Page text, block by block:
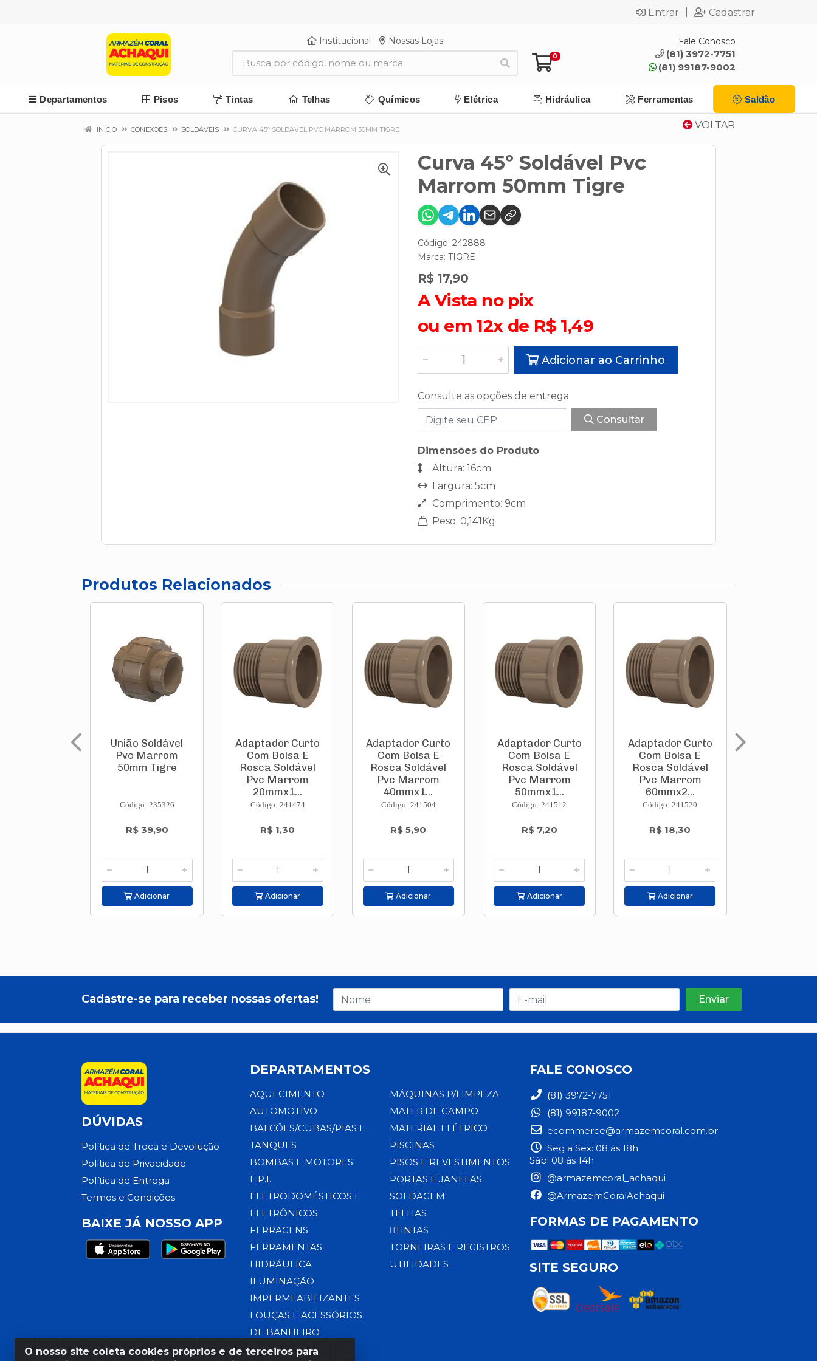
Entrar Cadastrar
Institucional Nossas Lojas
0
Fale Conosco
(81) 3972-7751
(81) 99187-9002
Departamentos Pisos Tintas Telhas Químicos Elétrica Hidráulica Ferramentas Saldão
VOLTAR
INÍCIO CONEXOES SOLDÁVEIS CURVA 45º SOLDÁVEL PVC MARROM 50MM TIGRE
Curva 45º Soldável Pvc
Marrom 50mm Tigre
Código: 242888
Marca: TIGRE
R$ 17,90
A Vista no pix
ou em 12x de R$ 1,49
Adicionar ao Carrinho
Consulte as opções de entrega
Consultar
Dimensões do Produto
Altura: 16cm
Largura: 5cm
Comprimento: 9cm
Peso: 0,141Kg
Produtos Relacionados
União Soldável
Pvc Marrom
50mm Tigre
Código: 235326
R$ 39,90
Adicionar
Adaptador Curto
Com Bolsa E
Rosca Soldável
Pvc Marrom
20mmx1...
Código: 241474
R$ 1,30
Adicionar
Adaptador Curto
Com Bolsa E
Rosca Soldável
Pvc Marrom
40mmx1...
Código: 241504
R$ 5,90
Adicionar
Adaptador Curto
Com Bolsa E
Rosca Soldável
Pvc Marrom
50mmx1...
Código: 241512
R$ 7,20
Adicionar
Adaptador Curto
Com Bolsa E
Rosca Soldável
Pvc Marrom
60mmx2...
Código: 241520
R$ 18,30
Adicionar
O nosso site coleta cookies próprios e de terceiros para
Cadastre-se para receber nossas ofertas!
DÚVIDAS
Política de Troca e Devolução
Política de Privacidade
Política de Entrega
Termos e Condições
BAIXE JÁ NOSSO APP
DEPARTAMENTOS
AQUECIMENTO
AUTOMOTIVO
BALCÕES/CUBAS/PIAS E
TANQUES
BOMBAS E MOTORES
E.P.I.
ELETRODOMÉSTICOS E
ELETRÔNICOS
FERRAGENS
FERRAMENTAS
HIDRÁULICA
ILUMINAÇÃO
IMPERMEABILIZANTES
LOUÇAS E ACESSÓRIOS
DE BANHEIRO
MÁQUINAS P/LIMPEZA
MATER.DE CAMPO
MATERIAL ELÉTRICO
PISCINAS
PISOS E REVESTIMENTOS
PORTAS E JANELAS
SOLDAGEM
TELHAS
TINTAS
TORNEIRAS E REGISTROS
UTILIDADES
FALE CONOSCO
(81) 3972-7751
(81) 99187-9002
ecommerce@armazemcoral.com.br
Seg a Sex: 08 às 18h
Sáb: 08 às 14h
@armazemcoral_achaqui
@ArmazemCoralAchaqui
FORMAS DE PAGAMENTO
SITE SEGURO